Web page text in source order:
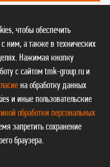
чтобы обеспечить
с ним, а также в технических
Нажимая кнопку
с сайтом tmk-group.ru и
на обработку данных
и иные пользовательские
обработки персональных
запретить сохранение
браузера.